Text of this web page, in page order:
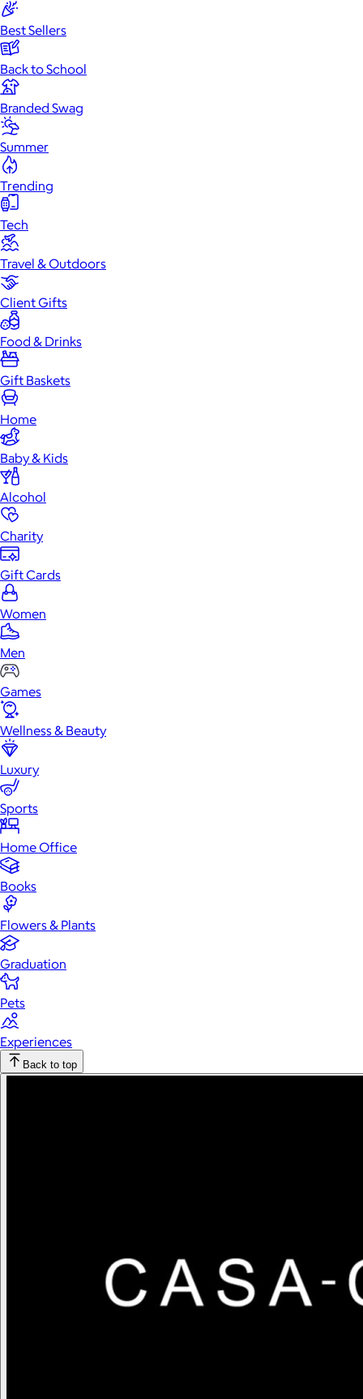
Best Sellers
Back to School
Branded Swag
Summer
Trending
Tech
Travel & Outdoors
Client Gifts
Food & Drinks
Gift Baskets
Home
Baby & Kids
Alcohol
Charity
Gift Cards
Women
Men
Games
Wellness & Beauty
Luxury
Sports
Home Office
Books
Flowers & Plants
Graduation
Pets
Experiences
Back to top